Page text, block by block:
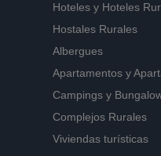
Hoteles y Hoteles
Hostales Rurales
Albergues
Apartamentos y
Campings y
Complejos Rurales
Viviendas turísticas